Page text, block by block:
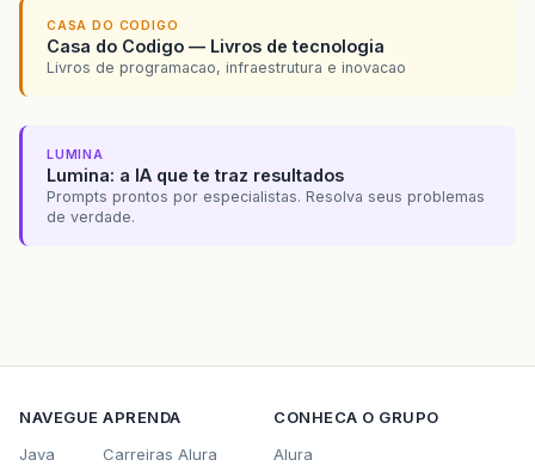
CASA DO CODIGO
Casa do Codigo — Livros de tecnologia
Livros de programacao, infraestrutura e inovacao
LUMINA
Lumina: a IA que te traz resultados
Prompts prontos por especialistas. Resolva seus problemas
de verdade.
NAVEGUE
Java
APRENDA
Carreiras Alura
CONHECA O GRUPO
Alura